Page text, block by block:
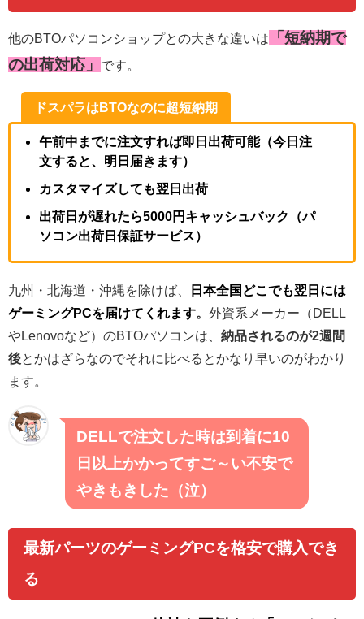
他のBTOパソコンショップとの大きな違いは
「短納期で
の出荷対応」
です。
ドスパラはBTOなのに超短納期
午前中までに注文すれば即日出荷可能（今日注
文すると、明日届きます）
カスタマイズしても翌日出荷
出荷日が遅れたら5000円キャッシュバック（パ
ソコン出荷日保証サービス）
九州・北海道・沖縄を除けば、
日本全国どこでも翌日には
ゲーミングPCを届けてくれます。 外資系メーカー（DELL
やLenovoなど）のBTOパソコンは、 納品されるのが2週間
後とかはざらなのでそれに比べるとかなり早いのがわかり
ます。
DELLで注文した時は到着に10
日以上かかってすご～い不安で
やきもきした（泣）
最新パーツのゲーミングPCを格安で購入でき
る